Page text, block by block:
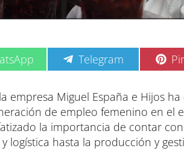
C
o
p
a
r
t
i
r
Telegram C
o
p
a
r
t
i
r
empresa Miguel España e Hijos
de empleo femenino en el
la importancia de contar
logística hasta la producción y